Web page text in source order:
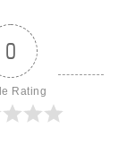
0
Rating